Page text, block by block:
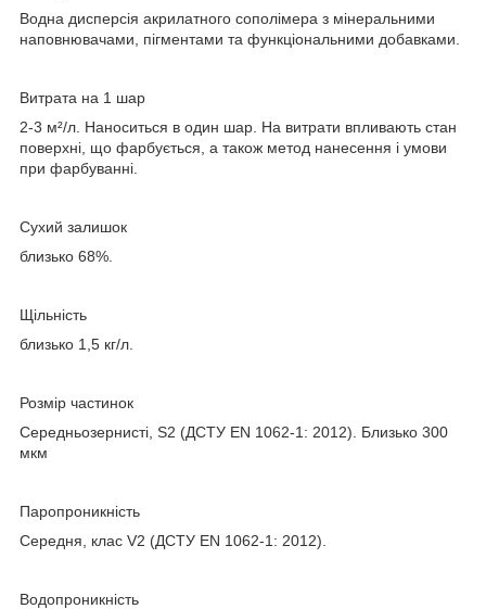
Водна дисперсія акрилатного сополімера з мінеральними
наповнювачами, пігментами та функціональними добавками.
Витрата на 1 шар
2-3 м²/л. Наноситься в один шар. На витрати впливають стан
поверхні, що фарбується, а також метод нанесення і умови
при фарбуванні.
Сухий залишок
близько 68%.
Щільність
близько 1,5 кг/л.
Розмір частинок
Середньозернисті, S2 (ДСТУ EN 1062-1: 2012). Близько 300
мкм
Паропроникність
Середня, клас V2 (ДСТУ EN 1062-1: 2012).
Водопроникність